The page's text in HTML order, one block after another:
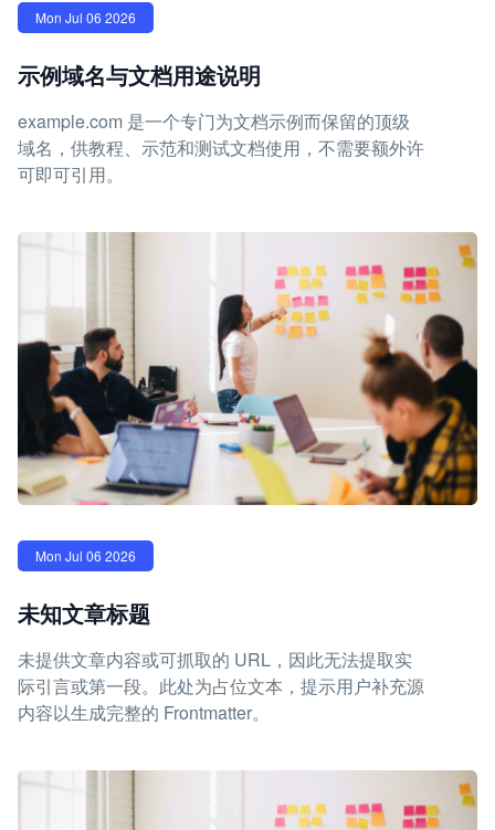
Mon Jul 06 2026
示例域名与文档用途说明
example.com 是一个专门为文档示例而保留的顶级
域名，供教程、示范和测试文档使用，不需要额外许
可即可引用。
Mon Jul 06 2026
未知文章标题
未提供文章内容或可抓取的 URL，因此无法提取实
际引言或第一段。此处为占位文本，提示用户补充源
内容以生成完整的 Frontmatter。